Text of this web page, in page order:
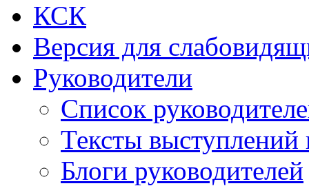
КСК
Версия для
Руководители
Список
Тексты выступлений
Блоги руководителей